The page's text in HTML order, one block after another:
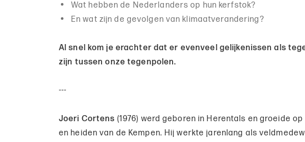
Wat hebben de Nederlanders op hun kerfstok?
En wat zijn de gevolgen van klimaatverandering?
Al snel kom je erachter dat er evenveel gelijkenissen als
zijn tussen onze tegenpolen.
---
Joeri Cortens (1976) werd geboren in Herentals en groeide
en heiden van de Kempen. Hij werkte jarenlang als